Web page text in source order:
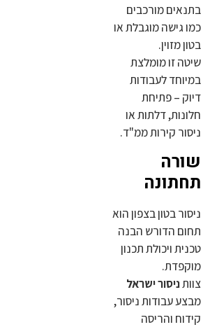
בתנאים מורכבים
כמו גישה מוגבלת או
בטון מזוין.
שיטה זו מומלצת
במיוחד לעבודות
דיוק – פתיחת
חלונות, דלתות או
ניסור קירות ממ"ד.
שורה
תחתונה
ניסור בטון בצפון הוא
תחום הדורש הבנה
טכנית ויכולת תכנון
מוקפדת.
צוותניסור ישראל
מבצע עבודות ניסור,
קידוח והריסה